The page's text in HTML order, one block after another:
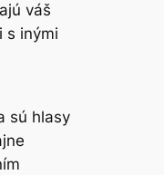
váš
s inými
sú hlasy